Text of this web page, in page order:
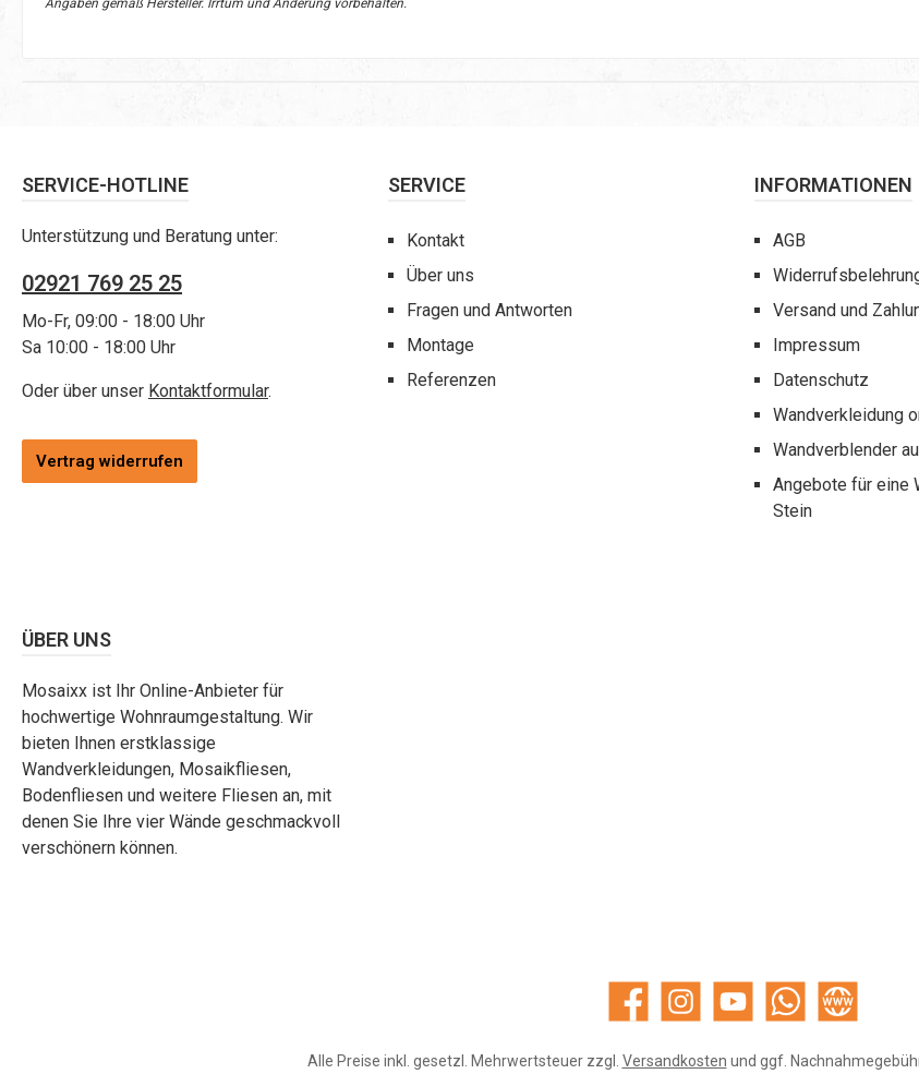
Angaben gemäß Hersteller. Irrtum und Änderung vorbehalten.
SERVICE-HOTLINE
Unterstützung und Beratung unter:
02921 769 25 25
Mo-Fr, 09:00 - 18:00 Uhr
Sa 10:00 - 18:00 Uhr
Oder über unser Kontaktformular.
Vertrag widerrufen
SERVICE
Kontakt
Über uns
Fragen und Antworten
Montage
Referenzen
INFORMATIONEN
AGB
Versand und
Impressum
Datenschutz
Wandverkleidung
Wandverblender
Angebote für eine
Stein
ÜBER UNS
Mosaixx ist Ihr Online-Anbieter für
hochwertige Wohnraumgestaltung. Wir
bieten Ihnen erstklassige
Wandverkleidungen, Mosaikfliesen,
Bodenfliesen und weitere Fliesen an, mit
denen Sie Ihre vier Wände geschmackvoll
verschönern können.
FacebookInstagramYouTube WhatsAppWebsite
Alle Preise inkl. gesetzl. Mehrwertsteuer zzgl. Versandkosten und ggf.